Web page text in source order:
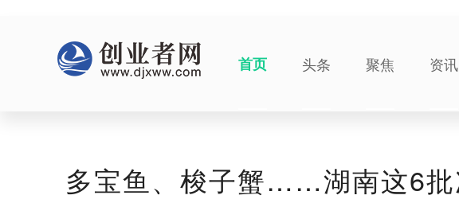
首页 头条 聚焦 资讯
多宝鱼、梭子蟹……湖南这6批